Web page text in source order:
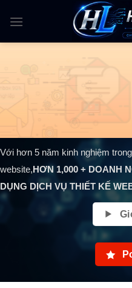
content
Với hơn 5 năm kinh nghiệm
website,HƠN 1,000 + DOANH
DỤNG DỊCH VỤ THIẾT KẾ